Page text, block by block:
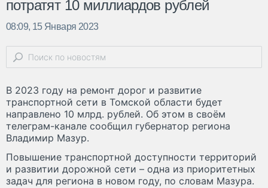
потратят 10 миллиардов рублей
08:09, 15 Января 2023
В 2023 году на ремонт дорог и развитие
транспортной сети в Томской области будет
направлено 10 млрд. рублей. Об этом в своём
телеграм-канале сообщил губернатор региона
Владимир Мазур.
Повышение транспортной доступности территорий
и развитии дорожной сети – одна из приоритетных
задач для региона в новом году, по словам Мазура.